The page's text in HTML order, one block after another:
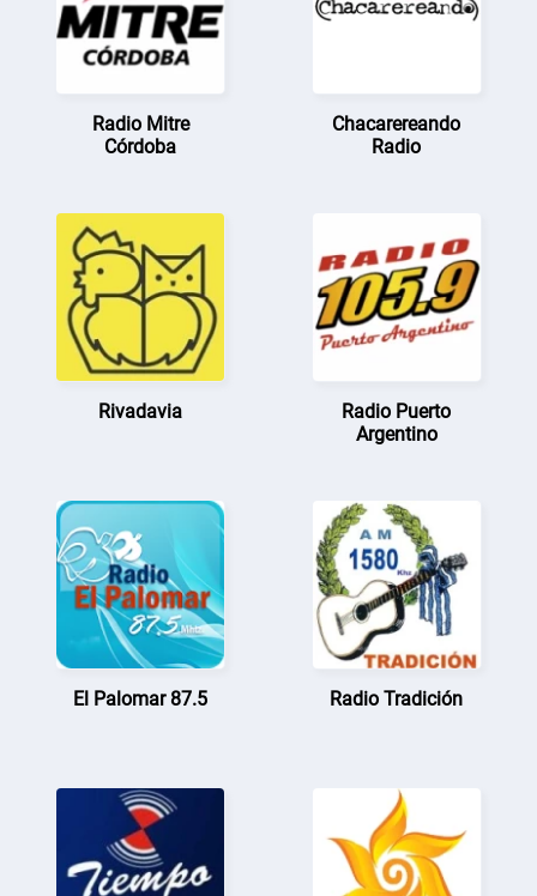
Radio Mitre
Córdoba
Chacarereando
Radio
Rivadavia
Radio Puerto
Argentino
El Palomar 87.5 Radio Tradición